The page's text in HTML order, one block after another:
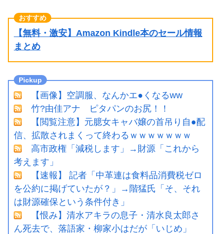
【無料・激安】Amazon Kindle本のセール情報
まとめ
【画像】空調服、なんかエ●くなるww
竹?由佳アナ ピタパンのお尻！！
【閲覧注意】元臆女キャバ嬢の首吊り自●配
信、拡散されまくって終わるｗｗｗｗｗｗｗ
高市政権「減税します」→財源「これから
考えます」
【速報】 記者「中革連は食料品消費税ゼロ
を公約に掲げていたが？」→階猛氏「そ、それ
は財源確保という条件付き」
【恨み】清水アキラの息子・清水良太郎さ
ん死去で、落語家・柳家小はだが「いじめ」